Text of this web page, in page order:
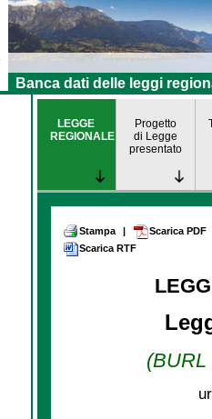
Banca dati delle leggi
LEGGE
REGIONALE
Progetto
di Legge
presentato
Stampa |
Scarica PDF
Scarica RTF
(BURL